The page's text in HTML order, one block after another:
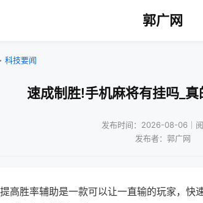
郭广网
科技要闻
速成制胜!手机麻将有挂吗_
发布时间：2026-08-06｜
发布者：郭广网
高胜率辅助是一款可以让一直输的玩家，快